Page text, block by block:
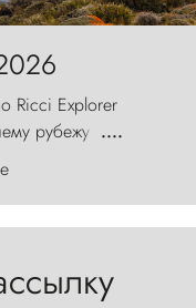
Ricci Explorer
рубежу
ветер с
а пики
стражи,
....